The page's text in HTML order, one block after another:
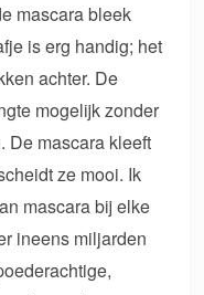
mascara bleek
is erg handig; het
achter. De
mogelijk zonder
De mascara kleeft
ze mooi. Ik
mascara bij elke
ineens miljarden